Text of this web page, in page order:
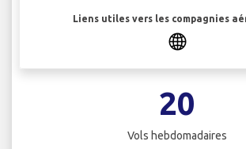
Liens utiles vers les compagnies
20
Vols hebdomadaires